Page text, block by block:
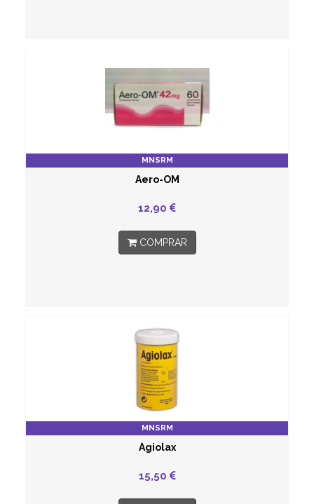
MNSRM
Aero-OM
12,90
COMPRAR
MNSRM
Agiolax
15,50